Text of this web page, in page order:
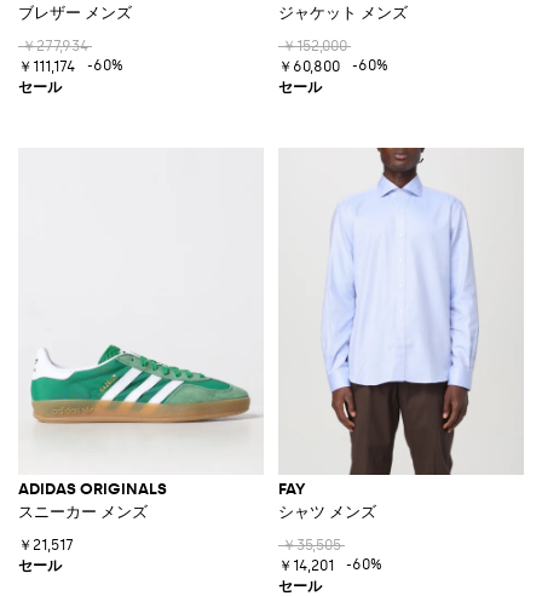
ブレザー メンズ
￥277,934
￥111,174
-60%
ジャケット メンズ
￥152,000
￥60,800
-60%
ADIDAS ORIGINALS
スニーカー メンズ
￥21,517
FAY
シャツ メンズ
￥35,505
￥14,201
-60%